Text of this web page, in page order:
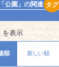
「公園」の関連 タグ
を表示
順 新しい順